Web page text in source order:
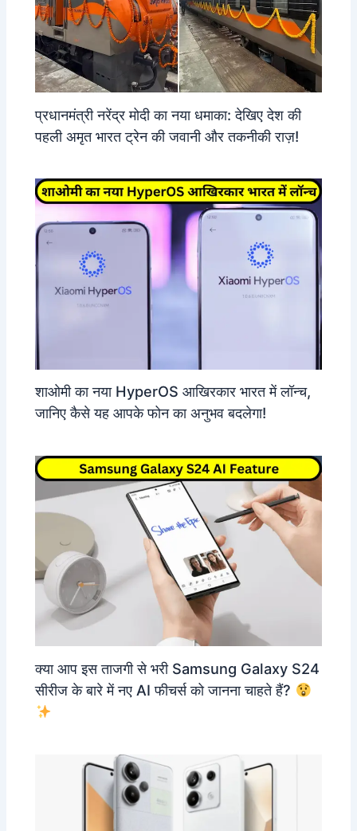
प्रधानमंत्री नरेंद्र मोदी का नया धमाका: देखिए देश की
पहली अमृत भारत ट्रेन की जवानी और तकनीकी राज़!
शाओमी का नया HyperOS आखिरकार भारत में लॉन्च,
जानिए कैसे यह आपके फोन का अनुभव बदलेगा!
क्या आप इस ताजगी से भरी Samsung Galaxy S24
सीरीज के बारे में नए AI फीचर्स को जानना चाहते हैं?